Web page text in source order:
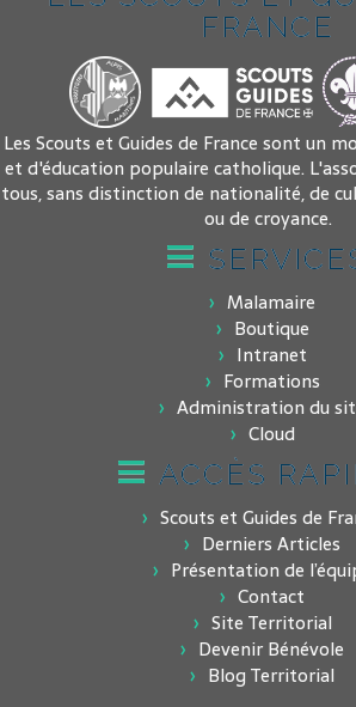
FRANCE
Les Scouts et Guides de France sont un
et d'éducation populaire catholique.
tous, sans distinction de nationalité, de
ou de croyance.
Malamaire
Boutique
Intranet
Formations
Administration du
Cloud
ACCÈS
Scouts et Guides de
Derniers Articles
Présentation de
Contact
Site Territorial
Devenir Bénévole
Blog Territorial